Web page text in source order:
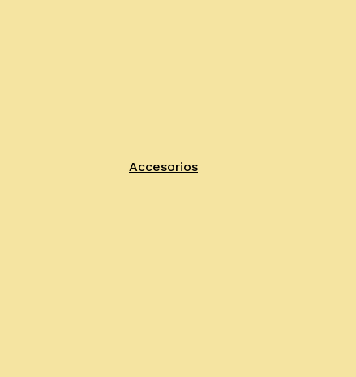
Accesorios